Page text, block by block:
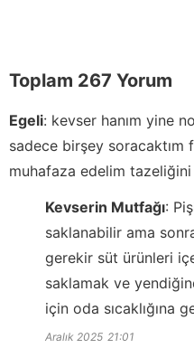
Toplam 267 Yorum
Egeli: kevser hanım yine
sadece birşey soracaktım
muhafaza edelim tazeliğini
Kevserin Mutfağı:
saklanabilir ama
gerekir süt ürünleri
saklamak ve
için oda sıcaklığına
Aralık 2025 21:01